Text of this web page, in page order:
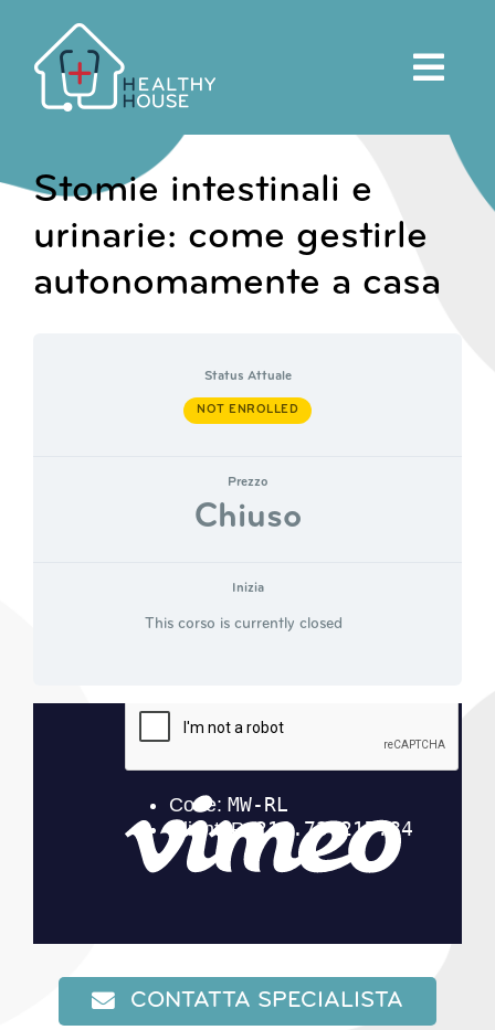
contenuto
Stomie intestinali e
urinarie: come gestirle
autonomamente a casa
Status Attuale
NOT ENROLLED
Prezzo
Chiuso
Inizia
This corso is currently closed
CONTATTA SPECIALISTA